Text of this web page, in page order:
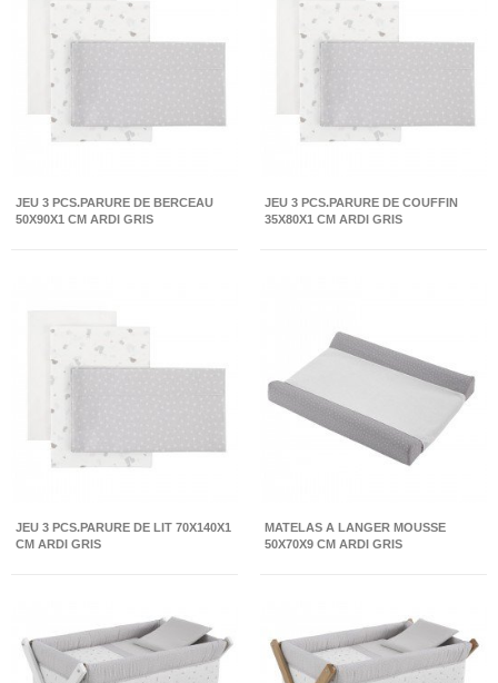
JEU 3 PCS.PARURE DE BERCEAU
50X90X1 CM ARDI GRIS
JEU 3 PCS.PARURE DE COUFFIN
35X80X1 CM ARDI GRIS
JEU 3 PCS.PARURE DE LIT 70X140X1
CM ARDI GRIS
MATELAS A LANGER MOUSSE
50X70X9 CM ARDI GRIS